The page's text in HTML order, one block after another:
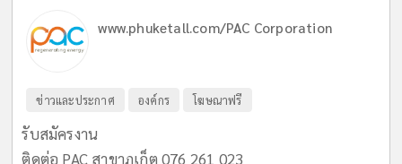
www.phuketall.com/PAC Corporation
ข่าวและประกาศ องค์กร โฆษณาฟรี
รับสมัครงาน
ติดต่อ PAC สาขาภูเก็ต 076 261 023